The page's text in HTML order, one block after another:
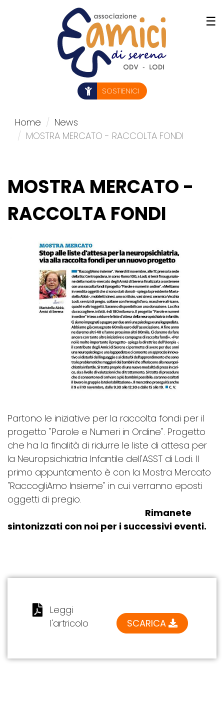
☰
SOSTIENICI
Home
News
MOSTRA MERCATO - RACCOLTA FONDI
MOSTRA MERCATO -
RACCOLTA FONDI
Partono le iniziative per la raccolta fondi per il
progetto "Parole e Numeri in Ordine". Progetto
che ha la finalità di ridurre le liste di attesa per
la Neuropsichiatria Infantile dell'ASST di Lodi. Il
primo appuntamento è con la Mostra Mercato
"RaccogliAmo Insieme" in cui verranno eposti
oggetti di pregio.
Rimanete
sintonizzati con noi per i successivi eventi.
Leggi
l'artricolo
SCARICA